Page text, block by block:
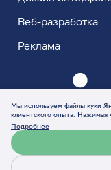
Веб-разработка
Реклама
Мы используем файлы куки
клиентского опыта. Нажимая
Подробнее